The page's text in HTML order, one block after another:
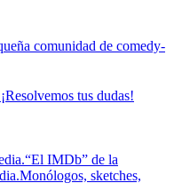
comunidad de comedy-
tus dudas!
“El IMDb” de la
Monólogos, sketches,